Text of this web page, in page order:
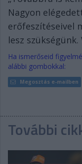
Nagyon
erőfeszítéseivel
lesz
Ha ismerőseid
alábbi gombokkal:
Megosztás e-mailben
További